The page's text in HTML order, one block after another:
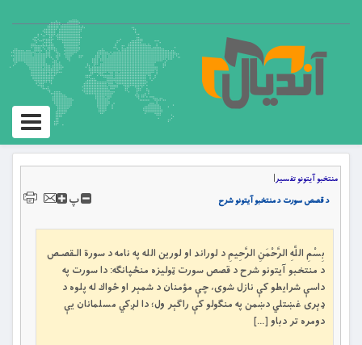
منتخبو آیتونو تفسیر|
پ د قصص سورت د منتخبو آیتونو شرح
بِسْمِ اللَّهِ الرَّحْمَنِ الرَّحِيمِ د لوراند او لورین الله په نامه د سورة الـقصـص
د منتخبو آیتونو شرح د قصص سورت ټوليزه منځپانګه: دا سورت په
داسې شرايطو كې نازل شوى، چې مؤمنان د شمېر او ځواك له پلوه د
ډېری غښتلي دښمن په منګولو كې راګېر ول؛ دا لږكي مسلمانان یې
دومره تر دباو […]